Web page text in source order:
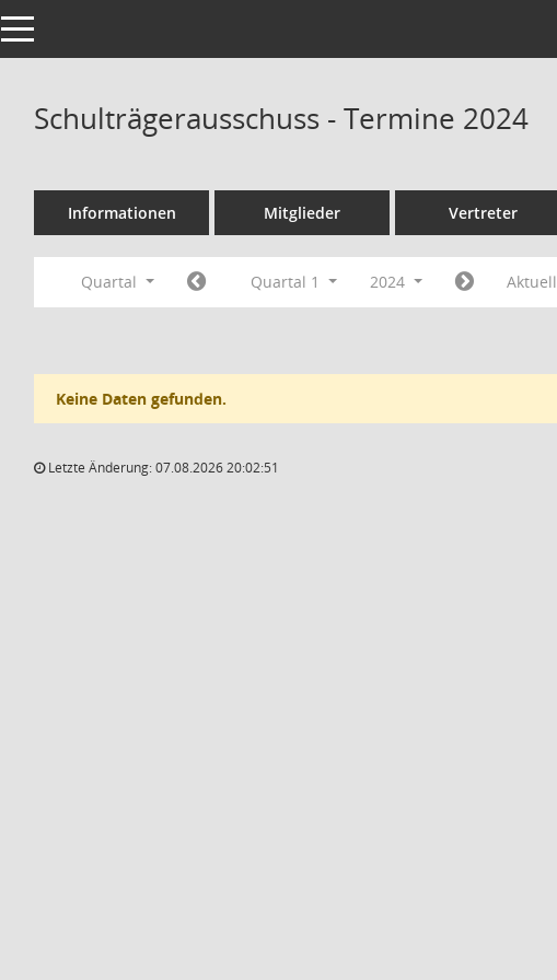
Toggle navigation
Schulträgerausschuss - Termine 2024
Informationen Mitglieder Vertreter
Quartal Quartal 1 2024 Aktuell
Keine Daten gefunden.
Letzte Änderung: 07.08.2026 20:02:51